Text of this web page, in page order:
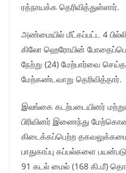
ரத்நாயக்க தெரிவித்துள்ளார்.
அண்மையில் மீட்கப்பட்ட 4
கிலோ ஹெரோயின்
நேற்று (24) மேற்பார்வை
மேற்கண்டவாறு தெரிவித்தார்.
இலங்கை கடற்படையினர்
பிரிவினர் இணைந்து
கிடைக்கப்பெற்ற
பாதுகாப்பு கப்பல்களை
91 கடல் மைல் (168 கி.மீ)